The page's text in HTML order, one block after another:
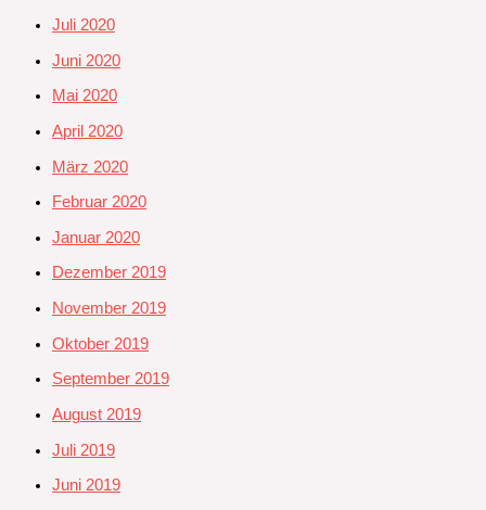
Juli 2020
Juni 2020
Mai 2020
April 2020
März 2020
Februar 2020
Januar 2020
Dezember 2019
November 2019
Oktober 2019
September 2019
August 2019
Juli 2019
Juni 2019